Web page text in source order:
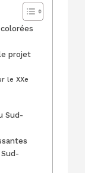
projet
le XXe
Sud-